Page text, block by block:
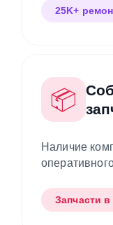
25K+
📦
Наличие
Запчасти